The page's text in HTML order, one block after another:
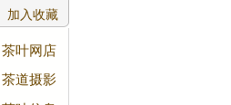
加入收藏
茶叶网店
茶道摄影